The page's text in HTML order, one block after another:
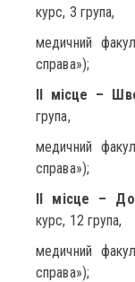
курс, 3 група,
медичний
справа»);
ІІ місце –
група,
медичний
справа»);
ІІ місце –
курс, 12 група,
медичний
справа»);